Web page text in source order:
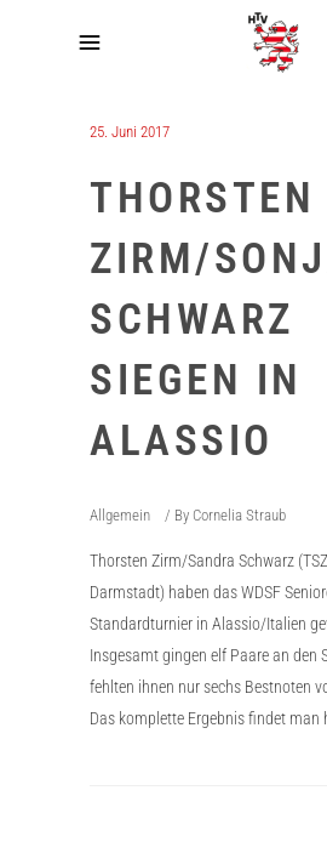
25. Juni 2017
THORSTEN
ZIRM/
SCHWARZ
SIEGEN IN
ALASSIO
Allgemein By Cornelia Straub
Thorsten Zirm/Sandra Schwarz
Darmstadt) haben das WDSF
Standardturnier in Alassio/Italien
Insgesamt gingen elf Paare an den
fehlten ihnen nur sechs Bestnoten
Das komplette Ergebnis findet man